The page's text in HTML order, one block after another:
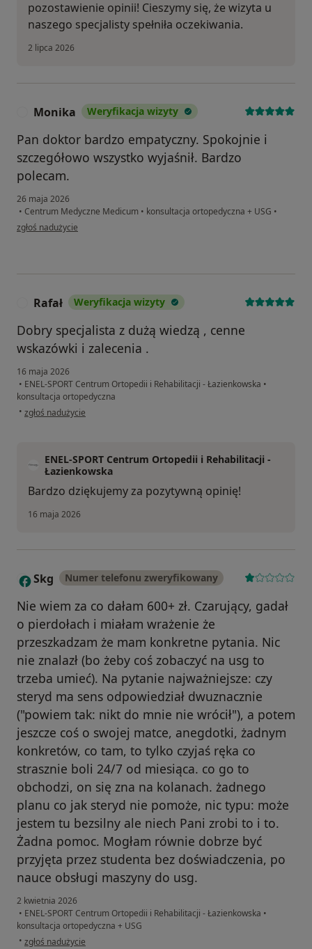
pozostawienie opinii! Cieszymy się, że wizyta u
naszego specjalisty spełniła oczekiwania.
2 lipca 2026
Monika Weryfikacja wizyty
Pan doktor bardzo empatyczny. Spokojnie i
szczegółowo wszystko wyjaśnił. Bardzo
polecam.
26 maja 2026
• Centrum Medyczne Medicum • konsultacja ortopedyczna + USG •
w opinii użytkownika Monika
zgłoś nadużycie
Rafał Weryfikacja wizyty
Dobry specjalista z dużą wiedzą , cenne
wskazówki i zalecenia .
16 maja 2026
• ENEL-SPORT Centrum Ortopedii i Rehabilitacji - Łazienkowska •
konsultacja ortopedyczna
• w opinii użytkownika Rafał
zgłoś nadużycie
ENEL-SPORT Centrum Ortopedii i Rehabilitacji -
Łazienkowska
Bardzo dziękujemy za pozytywną opinię!
16 maja 2026
S Skg Numer telefonu zweryfikowany
Nie wiem za co dałam 600+ zł. Czarujący, gadał
o pierdołach i miałam wrażenie że
przeszkadzam że mam konkretne pytania. Nic
nie znalazł (bo żeby coś zobaczyć na usg to
trzeba umieć). Na pytanie najważniejsze: czy
steryd ma sens odpowiedział dwuznacznie
("powiem tak: nikt do mnie nie wrócił"), a potem
jeszcze coś o swojej matce, anegdotki, żadnym
konkretów, co tam, to tylko czyjaś ręka co
strasznie boli 24/7 od miesiąca. co go to
obchodzi, on się zna na kolanach. żadnego
planu co jak steryd nie pomoże, nic typu: może
jestem tu bezsilny ale niech Pani zrobi to i to.
Żadna pomoc. Mogłam równie dobrze być
przyjęta przez studenta bez doświadczenia, po
nauce obsługi maszyny do usg.
2 kwietnia 2026
• ENEL-SPORT Centrum Ortopedii i Rehabilitacji - Łazienkowska •
konsultacja ortopedyczna + USG
• w opinii użytkownika Skg
zgłoś nadużycie